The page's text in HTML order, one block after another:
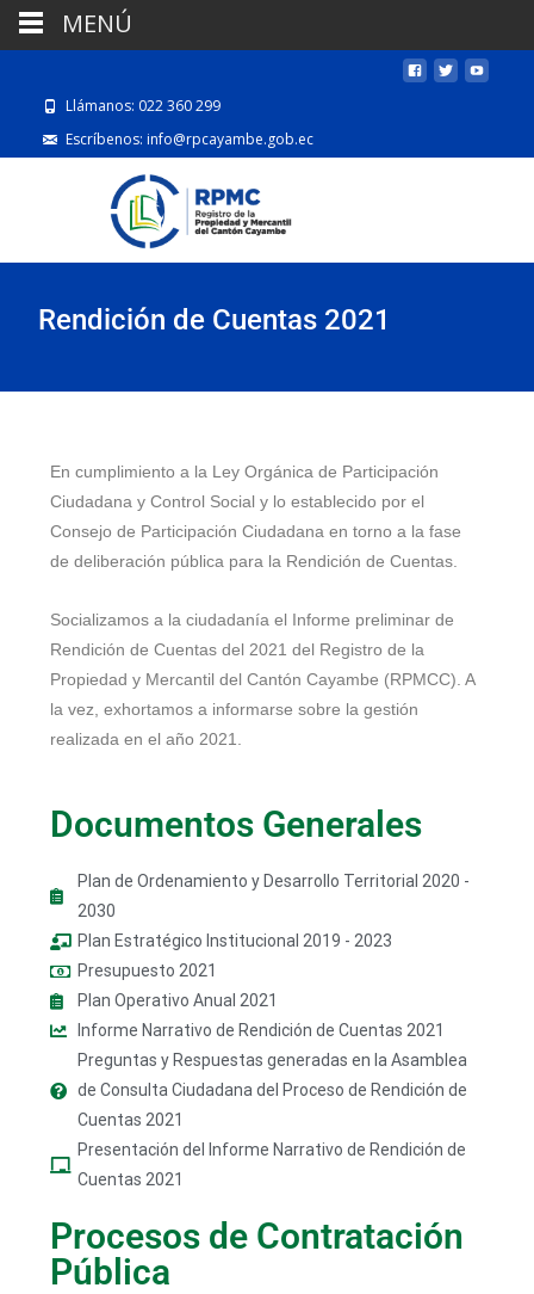
Llámanos: 022 360 299
Escríbenos: info@rpcayambe.gob.ec
Rendición de Cuentas 2021
En cumplimiento a la Ley Orgánica de Participación
Ciudadana y Control Social y lo establecido por el
Consejo de Participación Ciudadana en torno a la fase
de deliberación pública para la Rendición de Cuentas.
Socializamos a la ciudadanía el Informe preliminar de
Rendición de Cuentas del 2021 del Registro de la
Propiedad y Mercantil del Cantón Cayambe (RPMCC). A
la vez, exhortamos a informarse sobre la gestión
realizada en el año 2021.
Documentos Generales
Plan de Ordenamiento y Desarrollo Territorial 2020 -
2030
Plan Estratégico Institucional 2019 - 2023
Presupuesto 2021
Plan Operativo Anual 2021
Informe Narrativo de Rendición de Cuentas 2021
Preguntas y Respuestas generadas en la Asamblea
de Consulta Ciudadana del Proceso de Rendición de
Cuentas 2021
Presentación del Informe Narrativo de Rendición de
Cuentas 2021
Procesos de Contratación
Pública
MENÚ